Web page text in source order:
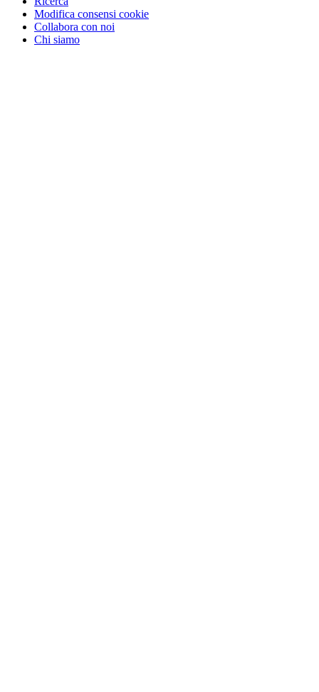
Modifica consensi cookie
Collabora con noi
Chi siamo